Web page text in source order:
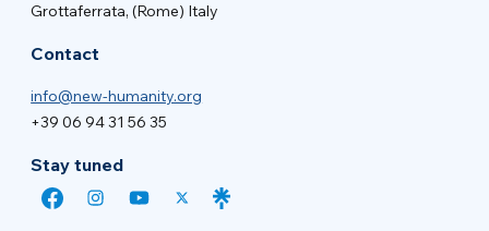
Grottaferrata, (Rome) Italy
Contact
info@new-humanity.org
+39 06 94 31 56 35
Stay tuned